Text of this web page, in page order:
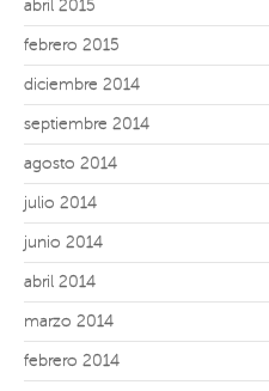
abril 2015
febrero 2015
diciembre 2014
septiembre 2014
agosto 2014
julio 2014
junio 2014
abril 2014
marzo 2014
febrero 2014